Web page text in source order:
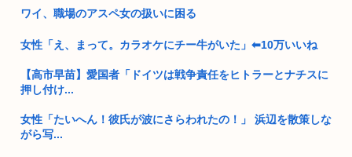
ワイ、職場のアスペ女の扱いに困る
女性「え、まって。カラオケにチー牛がいた」⬅10万いいね
【高市早苗】愛国者「ドイツは戦争責任をヒトラーとナチスに
押し付け...
女性「たいへん！彼氏が波にさらわれたの！」 浜辺を散策しな
がら写...